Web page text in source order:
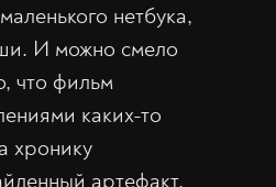
нетбука,
И можно смело
что фильм
каких-то
хронику
артефакт.